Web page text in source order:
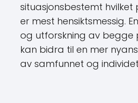
situasjonsbestemt hvilket
er mest hensiktsmessig.
og utforskning av begge
kan bidra til en mer
av samfunnet og